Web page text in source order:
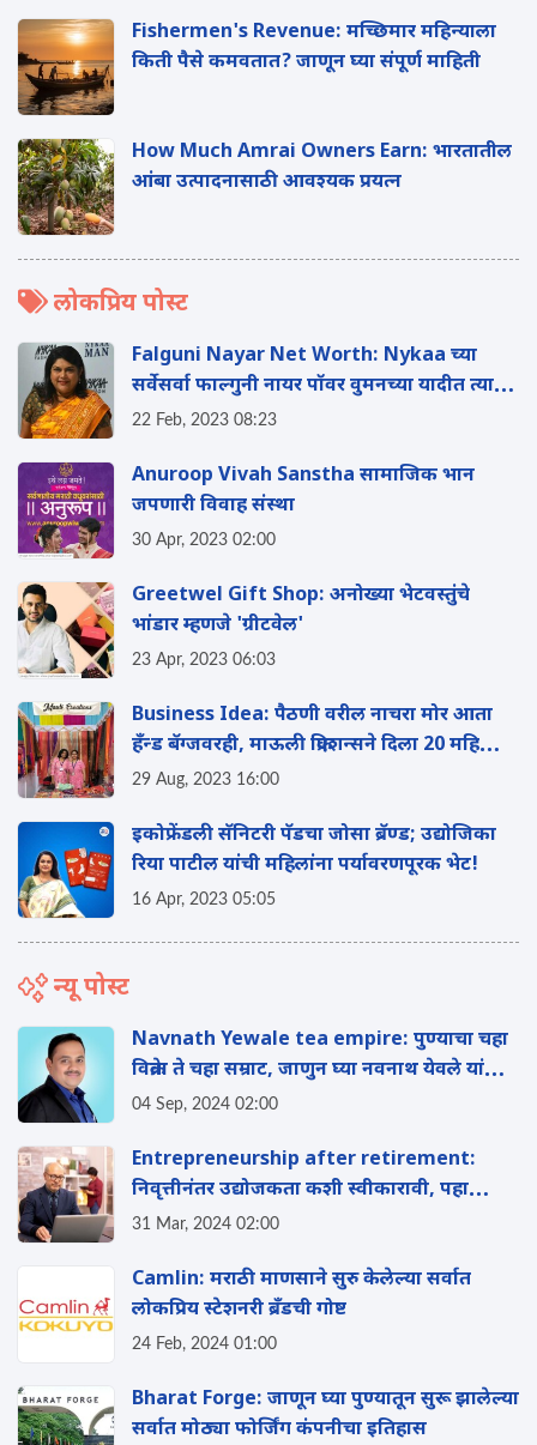
Fishermen's Revenue: मच्छिमार महिन्याला
किती पैसे कमवतात? जाणून घ्या संपूर्ण माहिती
How Much Amrai Owners Earn: भारतातील
आंबा उत्पादनासाठी आवश्यक प्रयत्न
लोकप्रिय पोस्ट
Falguni Nayar Net Worth: Nykaa च्या
सर्वेसर्वा फाल्गुनी नायर पॉवर वुमनच्या यादीत त्या
89 व्या स्थानावर!
22 Feb, 2023 08:23
Anuroop Vivah Sanstha सामाजिक भान
जपणारी विवाह संस्था
30 Apr, 2023 02:00
Greetwel Gift Shop: अनोख्या भेटवस्तुंचे
भांडार म्हणजे 'ग्रीटवेल'
23 Apr, 2023 06:03
Business Idea: पैठणी वरील नाचरा मोर आता
हँन्ड बॅग्जवरही, माऊली क्रिएशन्सने दिला 20 महिलांना
रोजगार
29 Aug, 2023 16:00
इकोफ्रेंडली सॅनिटरी पॅडचा जोसा ब्रॅण्ड; उद्योजिका
रिया पाटील यांची महिलांना पर्यावरणपूरक भेट!
16 Apr, 2023 05:05
न्यू पोस्ट
Navnath Yewale tea empire: पुण्याचा चहा
विक्रेता ते चहा सम्राट, जाणुन घ्या नवनाथ येवले यांची
यशोगाथा
04 Sep, 2024 02:00
Entrepreneurship after retirement:
निवृत्तीनंतर उद्योजकता कशी स्वीकारावी, पहा
संक्ष‍िप्त माहिती
31 Mar, 2024 02:00
Camlin: मराठी माणसाने सुरु केलेल्या सर्वात
लोकप्रिय स्टेशनरी ब्रँडची गोष्ट
24 Feb, 2024 01:00
Bharat Forge: जाणून घ्या पुण्यातून सुरू झालेल्या
सर्वात मोठ्या फोर्जिंग कंपनीचा इतिहास